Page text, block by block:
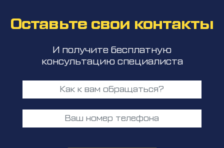
Оставьте свои контакты
И получите бесплатную
консультацию специалиста